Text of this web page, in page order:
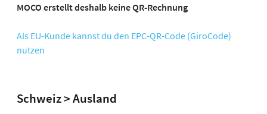
MOCO erstellt deshalb keine QR-Rechnung
Als EU-Kunde kannst du den EPC-QR-Code (GiroCode)
nutzen
Schweiz > Ausland